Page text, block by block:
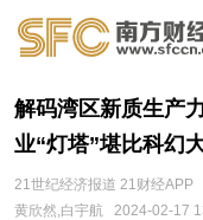
解码湾区新质生产
业“灯塔”堪比科幻
21世纪经济报道 21财经APP
黄欣然,白宇航
2024-02-17